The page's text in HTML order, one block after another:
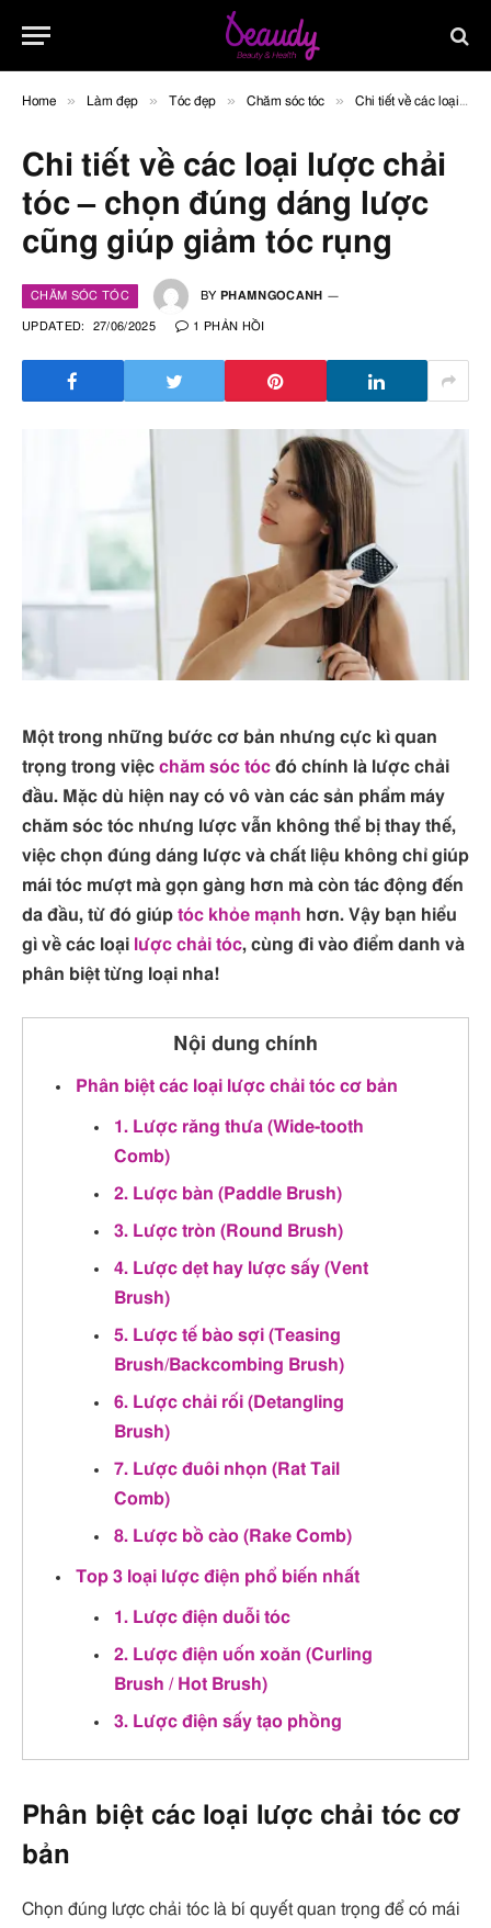
Home » Làm đẹp » Tóc đẹp » Chăm sóc tóc » Chi tiết về các loại lược chải tóc – chọn đúng dáng lược cũng giúp giảm tóc rụng
Chi tiết về các loại lược chải
tóc – chọn đúng dáng lược
cũng giúp giảm tóc rụng
CHĂM SÓC TÓC BY PHAMNGOCANH
UPDATED: 27/06/2025 1 PHẢN HỒI
Một trong những bước cơ bản nhưng cực kì quan
trọng trong việc chăm sóc tóc đó chính là lược chải
đầu. Mặc dù hiện nay có vô vàn các sản phẩm máy
chăm sóc tóc nhưng lược vẫn không thể bị thay thế,
việc chọn đúng dáng lược và chất liệu không chỉ giúp
mái tóc mượt mà gọn gàng hơn mà còn tác động đến
da đầu, từ đó giúp tóc khỏe mạnh hơn. Vậy bạn hiểu
gì về các loại lược chải tóc, cùng đi vào điểm danh và
phân biệt từng loại nha!
Nội dung chính
Phân biệt các loại lược chải tóc cơ bản
1. Lược răng thưa (Wide-tooth
Comb)
2. Lược bàn (Paddle Brush)
3. Lược tròn (Round Brush)
4. Lược dẹt hay lược sấy (Vent
Brush)
5. Lược tế bào sợi (Teasing
Brush/Backcombing Brush)
6. Lược chải rối (Detangling
Brush)
7. Lược đuôi nhọn (Rat Tail
Comb)
8. Lược bồ cào (Rake Comb)
Top 3 loại lược điện phổ biến nhất
1. Lược điện duỗi tóc
2. Lược điện uốn xoăn (Curling
Brush / Hot Brush)
3. Lược điện sấy tạo phồng
Phân biệt các loại lược chải tóc cơ
bản
Chọn đúng lược chải tóc là bí quyết quan trọng để có mái